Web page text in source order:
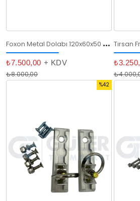
F
oxon Metal Dolabı 120x60x50 cm
₺7.500,00 + KDV
₺8.000,00
%42